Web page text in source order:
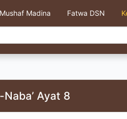
Mushaf Madina Fatwa DSN
Ayat 8